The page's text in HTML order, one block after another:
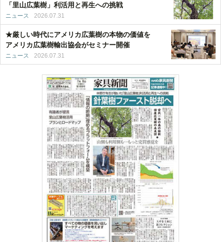
「里山広葉樹」利活用と再生への挑戦
ニュース 2026.07.31
★厳しい時代にアメリカ広葉樹の本物の価値を
アメリカ広葉樹輸出協会がセミナー開催
ニュース 2026.07.31